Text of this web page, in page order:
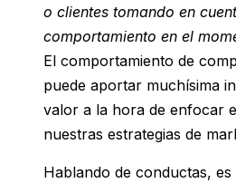
o clientes tomando en
comportamiento en el
El comportamiento de
puede aportar muchísima
valor a la hora de enfocar
nuestras estrategias de
Hablando de conductas,